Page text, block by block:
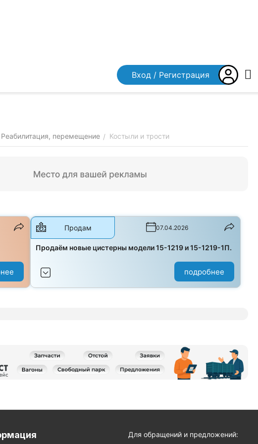
Вход / Регистрация
Реабилитация, перемещение / Костыли и трости
Продам 07.04.2026
Продаём новые цистерны модели 15-1219 и 15-1219-1П.
подробнее
Для обращений и предложений: